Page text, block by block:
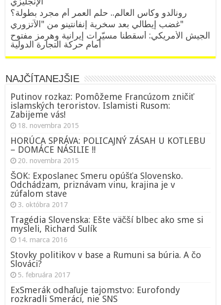
رونالدو وكأس العالم.. حلم العمر أم مجرد بطولة؟
غضب إيطالي بعد سخرية إنفانتينو من "الآتزوري"
الجيش الأمريكي: أسقطنا مسيّرات إيرانية وهرمز مفتوح
أمام حركة التجارة الدولية
NAJČÍTANEJŠIE
Putinov rozkaz: Pomôžeme Francúzom zničiť
islamských teroristov. Islamisti Rusom:
Zabijeme vás!
18. novembra 2015
HORÚCA SPRÁVA: POLICAJNÝ ZÁSAH U KOTLEBU
– DOMÁCE NÁSILIE !!
20. novembra 2015
ŠOK: Exposlanec Smeru opúšťa Slovensko.
Odchádzam, priznávam vinu, krajina je v
zúfalom stave
3. októbra 2017
Tragédia Slovenska: Ešte väčší blbec ako sme si
mysleli, Richard Sulík
14. marca 2016
Stovky politikov v base a Rumuni sa búria. A čo
Slováci?
5. februára 2017
ExSmerák odhaľuje tajomstvo: Eurofondy
rozkradli Smeráci, nie SNS